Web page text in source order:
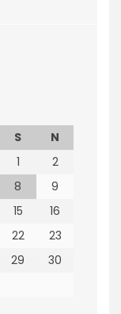
S
N
1
2
8
9
15
16
22
23
29
30